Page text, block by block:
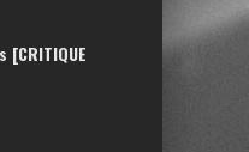
[CRITIQUE